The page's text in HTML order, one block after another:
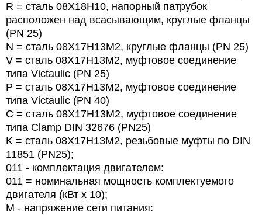
R = сталь 08Х18Н10, напорный патрубок
расположен над всасывающим, круглые фланцы
(PN 25)
N = сталь 08Х17Н13М2, круглые фланцы (PN 25)
V = сталь 08Х17Н13М2, муфтовое соединение
типа Victaulic (PN 25)
P = сталь 08Х17Н13М2, муфтовое соединение
типа Victaulic (PN 40)
C = сталь 08Х17Н13М2, муфтовое соединение
типа Clamp DIN 32676 (PN25)
K = сталь 08Х17Н13М2, резьбовые муфты по DIN
11851 (PN25);
011 - комплектация двигателем:
011 = номинальная мощность комплектуемого
двигателя (кВт х 10);
M - напряжение сети питания: